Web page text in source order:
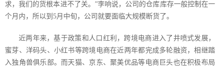
求，我们的货根本进不了关。”李响说，公司的仓库库存一般控制在一
个月内，所以到 5月中旬，公司就要面临大规模断货了。
近两年来，基于政策和人口红利，跨境电商进入了井喷式发展，
蜜芽、洋码头、小红书等跨境电商在近两年都完成多轮融资，相继踏
入独角兽俱乐部。而天猫、京东、聚美优品等电商巨头也在积极布局